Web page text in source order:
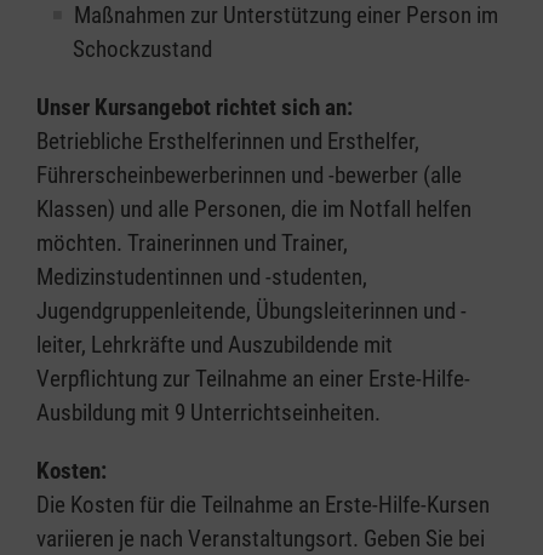
Maßnahmen zur Unterstützung einer Person im
Schockzustand
Unser Kursangebot richtet sich an:
Betriebliche Ersthelferinnen und Ersthelfer,
Führerscheinbewerberinnen und -bewerber (alle
Klassen) und alle Personen, die im Notfall helfen
möchten. Trainerinnen und Trainer,
Medizinstudentinnen und -studenten,
Jugendgruppenleitende, Übungsleiterinnen und -
leiter, Lehrkräfte und Auszubildende mit
Verpflichtung zur Teilnahme an einer Erste-Hilfe-
Ausbildung mit 9 Unterrichtseinheiten.
Kosten:
Die Kosten für die Teilnahme an Erste-Hilfe-Kursen
variieren je nach Veranstaltungsort. Geben Sie bei